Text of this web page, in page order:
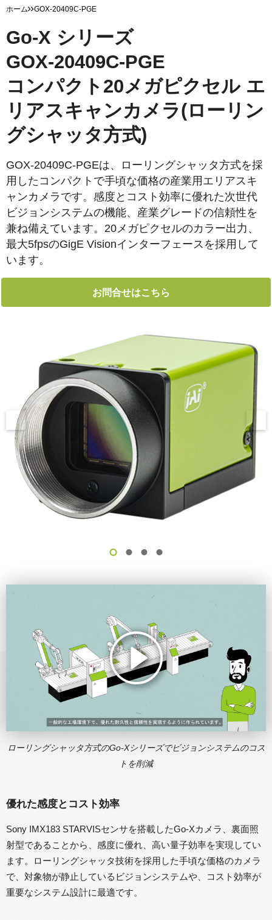
ホーム GOX-20409C-PGE
Go-X シリーズ
GOX-20409C-PGE
コンパクト20メガピクセル エ
リアスキャンカメラ(ローリン
グシャッタ方式)
GOX-20409C-PGEは、ローリングシャッタ方式を採
用したコンパクトで手頃な価格の産業用エリアスキ
ャンカメラです。感度とコスト効率に優れた次世代
ビジョンシステムの機能、産業グレードの信頼性を
兼ね備えています。20メガピクセルのカラー出力、
最大5fpsのGigE Visionインターフェースを採用して
います。
お問合せはこちら
ローリングシャッタ方式のGo-Xシリーズでビジョンシステムのコス
トを削減
優れた感度とコスト効率
Sony IMX183 STARVISセンサを搭載したGo-Xカメラ、裏面照
射型であることから、感度に優れ、高い量子効率を実現してい
ます。ローリングシャッタ技術を採用した手頃な価格のカメラ
で、対象物が静止しているビジョンシステムや、コスト効率が
重要なシステム設計に最適です。